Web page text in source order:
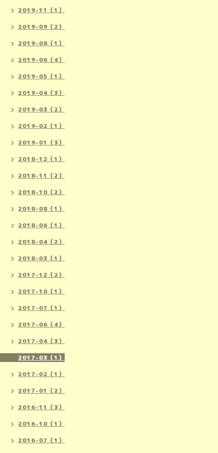
2019-11（1）
2019-09（2）
2019-08（1）
2019-06（4）
2019-05（1）
2019-04（3）
2019-03（2）
2019-02（1）
2019-01（3）
2018-12（1）
2018-11（2）
2018-10（2）
2018-08（1）
2018-06（1）
2018-04（2）
2018-03（1）
2017-12（2）
2017-10（1）
2017-07（1）
2017-06（4）
2017-04（3）
2017-03（1）
2017-02（1）
2017-01（2）
2016-11（3）
2016-10（1）
2016-07（1）